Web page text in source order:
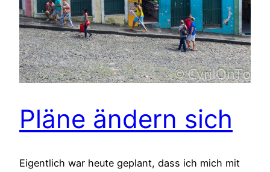
Pläne ändern sich
Eigentlich war heute geplant, dass ich mich mit